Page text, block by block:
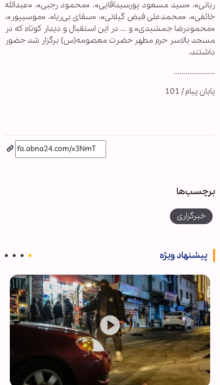
ربانی»، «سید مسعود پورسیدآقایی»، «محمود رجبی»، «عبدالله
خائفی»، «محمدعلی فیض گیلانی»، «سقای بی‌ریا»، «موسی‏پور»،
«محمودرضا جمشیدی» و ... در این استقبال و دیدار کوتاه که در
مسجد بالاسر حرم مطهر حضرت معصومه(س) برگزار شد حضور
داشتند.
.....................
پایان پیام / 101
برچسب‌ها
خبرگزاری
پیشنهاد ویژه